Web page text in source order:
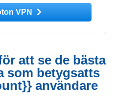
VPN
att se de bästa
som betygsatts
användare